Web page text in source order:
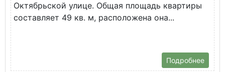
Октябрьской улице. Общая площадь квартиры
составляет 49 кв. м, расположена она...
Подробнее